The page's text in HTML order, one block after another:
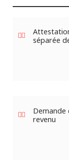
séparée
Demande
revenu